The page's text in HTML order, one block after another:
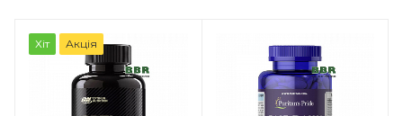
Хіт Акція